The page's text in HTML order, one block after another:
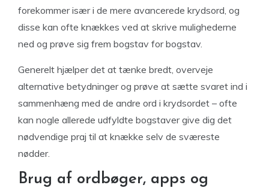
forekommer især i de mere avancerede krydsord, og
disse kan ofte knækkes ved at skrive mulighederne
ned og prøve sig frem bogstav for bogstav.
Generelt hjælper det at tænke bredt, overveje
alternative betydninger og prøve at sætte svaret ind i
sammenhæng med de andre ord i krydsordet – ofte
kan nogle allerede udfyldte bogstaver give dig det
nødvendige praj til at knække selv de sværeste
nødder.
Brug af ordbøger, apps og